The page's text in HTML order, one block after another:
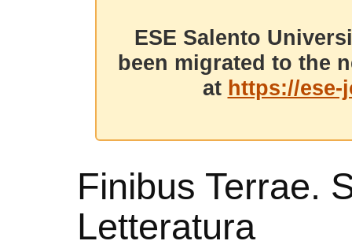
ESE Salento
been migrated to the
at https://
Finibus Terrae.
Letteratura